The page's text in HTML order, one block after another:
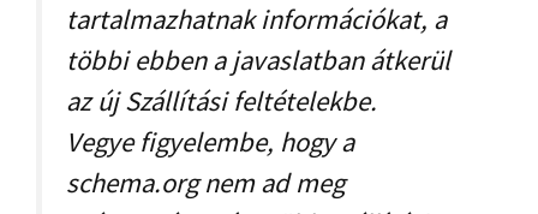
tartalmazhatnak információkat, a
többi ebben a javaslatban átkerül
az új Szállítási feltételekbe.
Vegye figyelembe, hogy a
schema.org nem ad meg